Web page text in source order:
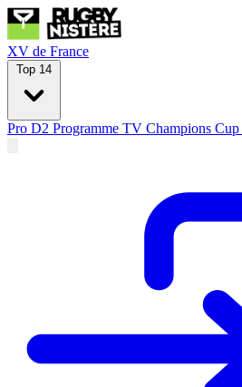
XV de France
Top 14
Pro D2 Programme TV Champions Cup